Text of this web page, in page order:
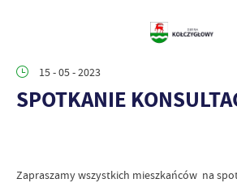
15 - 05 - 2023
SPOTKANIE
Zapraszamy wszystkich mieszkańców na